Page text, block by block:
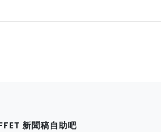
新聞稿自助吧